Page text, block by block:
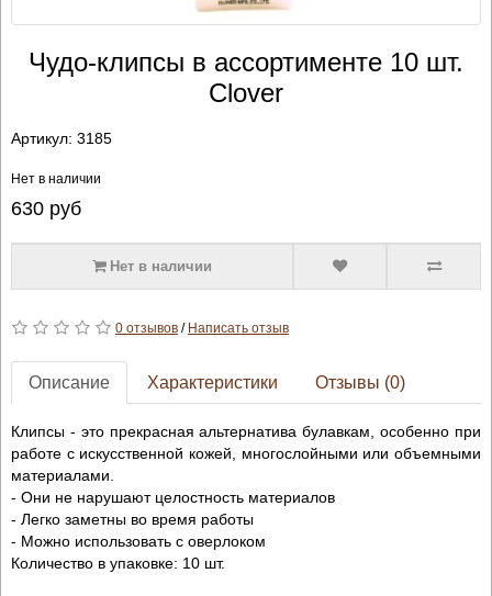
Чудо-клипсы в ассортименте 10 шт.
Clover
Артикул: 3185
Нет в наличии
630руб
Нет в наличии
0 отзывов/ Написать отзыв
Описание Характеристики Отзывы (0)
Клипсы - это прекрасная альтернатива булавкам, особенно при
работе с искусственной кожей, многослойными или объемными
материалами.
- Они не нарушают целостность материалов
- Легко заметны во время работы
- Можно использовать с оверлоком
Количество в упаковке: 10 шт.